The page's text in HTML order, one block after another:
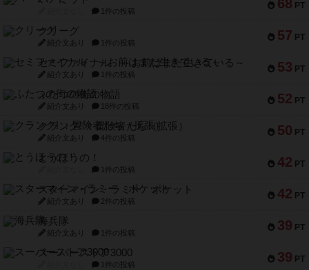
68 PT
1件の投稿
57 PT
クリーグ
紹介文あり 1件の投稿
53 PT
セミファイナル ～お前はまだ生きている～
紹介文あり 1件の投稿
52 PT
ふたつの街の物語
紹介文あり 18件の投稿
50 PT
クランク! ：冒険者たち（拡張）
紹介文あり 4件の投稿
42 PT
とうほうの！
1件の投稿
42 PT
スターマイン・ラミー ポケット
紹介文あり 2件の投稿
39 PT
海兵隊
紹介文あり 1件の投稿
39 PT
スーパーストア3000
1件の投稿